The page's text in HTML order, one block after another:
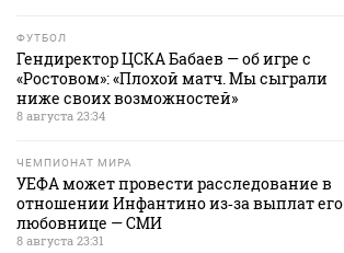
ФУТБОЛ
Гендиректор ЦСКА Бабаев — об игре с
«Ростовом»: «Плохой матч. Мы сыграли
ниже своих возможностей»
8 августа 23:34
ЧЕМПИОНАТ МИРА
УЕФА может провести расследование в
отношении Инфантино из‑за выплат его
любовнице — СМИ
8 августа 23:31